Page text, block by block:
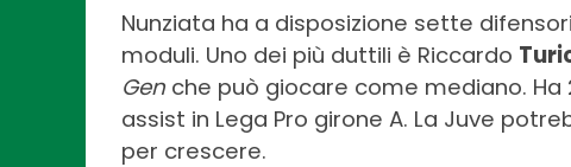
Nunziata ha a disposizione sette
moduli. Uno dei più duttili è Riccardo
Gen che può giocare come mediano.
assist in Lega Pro girone A. La Juve
per crescere.